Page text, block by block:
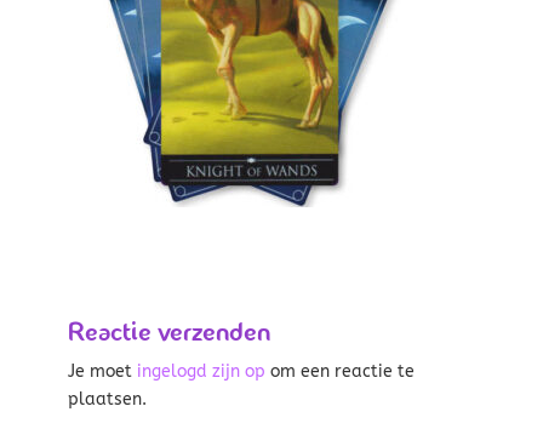
Reactie verzenden
Je moet ingelogd zijn op om een reactie te
plaatsen.